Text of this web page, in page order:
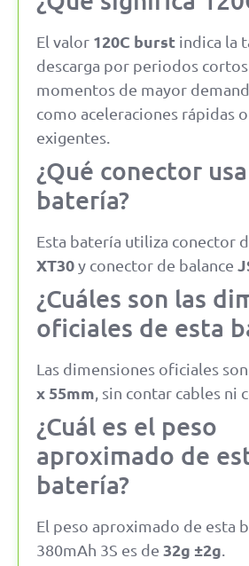
El valor 120C burst indica la
descarga por periodos
momentos de mayor
como aceleraciones rápidas
exigentes.
¿Qué conector
batería?
Esta batería utiliza conector
XT30y conector de balance
¿Cuáles son las
oficiales de esta
Las dimensiones oficiales son
x 55mm , sin contar cables ni
¿Cuál es el peso
aproximado de
batería?
El peso aproximado de esta
380mAh 3S es de 32g ±2g